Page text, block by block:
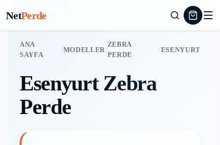
NetPerde
ANA
SAYFA
/MODELLER/
ZEBRA
PERDE
/ESENYURT
Esenyurt Zebra
Perde